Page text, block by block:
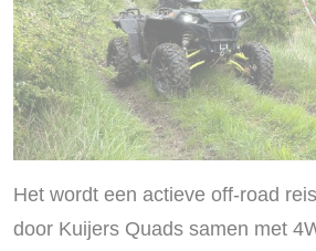
Het wordt een actieve off-road
door Kuijers Quads samen met